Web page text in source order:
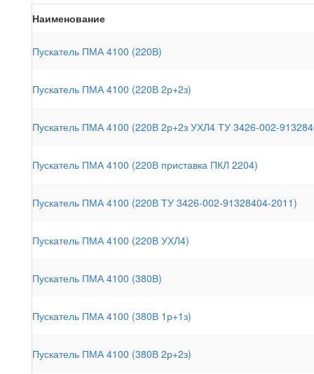
Наименование
Пускатель ПМА 4100 (220В)
Пускатель ПМА 4100 (220В 2р+2з)
Пускатель ПМА 4100 (220В 2р+2з УХЛ4 ТУ 3426-002-
Пускатель ПМА 4100 (220В приставка ПКЛ 2204)
Пускатель ПМА 4100 (220В ТУ 3426-002-91328404-2011)
Пускатель ПМА 4100 (220В УХЛ4)
Пускатель ПМА 4100 (380В)
Пускатель ПМА 4100 (380В 1р+1з)
Пускатель ПМА 4100 (380В 2р+2з)